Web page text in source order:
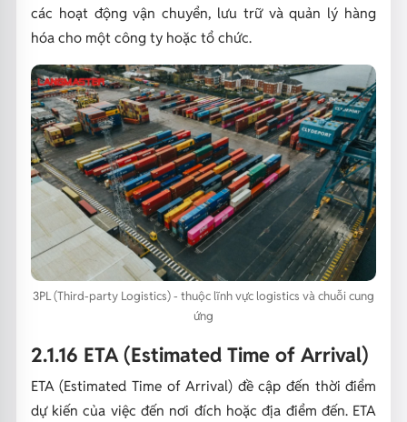
các hoạt động vận chuyển, lưu trữ và quản lý hàng
hóa cho một công ty hoặc tổ chức.
3PL (Third-party Logistics) - thuộc lĩnh vực logistics và chuỗi cung
ứng
2.1.16 ETA (Estimated Time of Arrival)
ETA (Estimated Time of Arrival) đề cập đến thời điểm
dự kiến của việc đến nơi đích hoặc địa điểm đến. ETA